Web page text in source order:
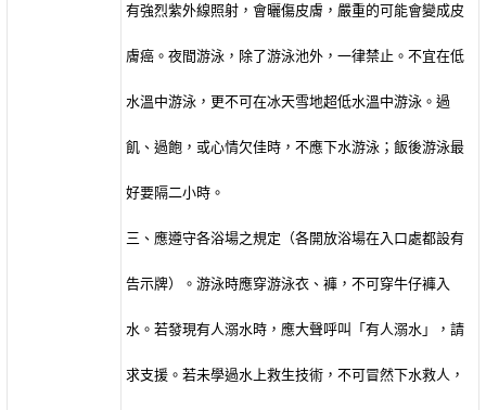
有強烈紫外線照射，會曬傷皮膚，嚴重的可能會變成皮
膚癌。夜間游泳，除了游泳池外，一律禁止。不宜在低
水溫中游泳，更不可在冰天雪地超低水溫中游泳。過
飢、過飽，或心情欠佳時，不應下水游泳；飯後游泳最
好要隔二小時。
三、應遵守各浴場之規定（各開放浴場在入口處都設有
告示牌）。游泳時應穿游泳衣、褲，不可穿牛仔褲入
水。若發現有人溺水時，應大聲呼叫「有人溺水」，請
求支援。若未學過水上救生技術，不可冒然下水救人，